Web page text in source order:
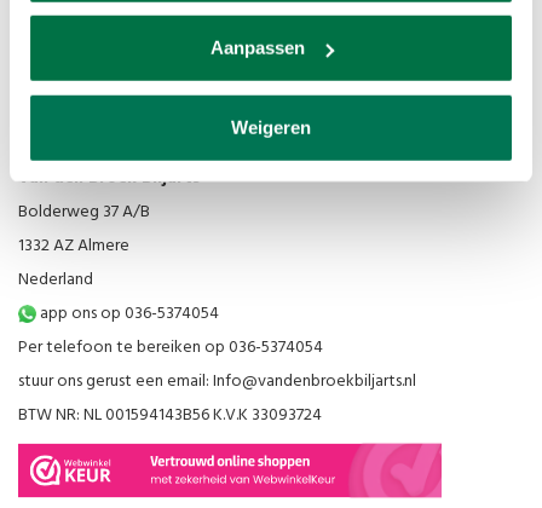
Aanpassen
Weigeren
Van den Broek Biljarts staat voor kwaliteit, vakmanschap en service.
Van den Broek Biljarts
Bolderweg 37 A/B
1332 AZ Almere
Nederland
app ons op 036-5374054
Per telefoon te bereiken op 036-5374054
stuur ons gerust een email:Info@vandenbroekbiljarts.nl
BTW NR: NL 001594143B56 K.V.K 33093724